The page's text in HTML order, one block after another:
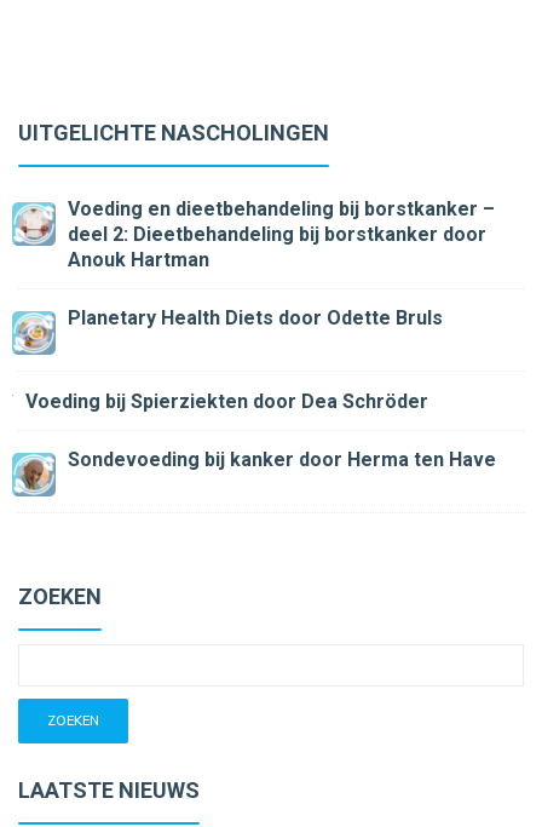
UITGELICHTE NASCHOLINGEN
Voeding en dieetbehandeling bij borstkanker –
deel 2: Dieetbehandeling bij borstkanker door
Anouk Hartman
Planetary Health Diets door Odette Bruls
Voeding bij Spierziekten door Dea Schröder
Sondevoeding bij kanker door Herma ten Have
ZOEKEN
LAATSTE NIEUWS